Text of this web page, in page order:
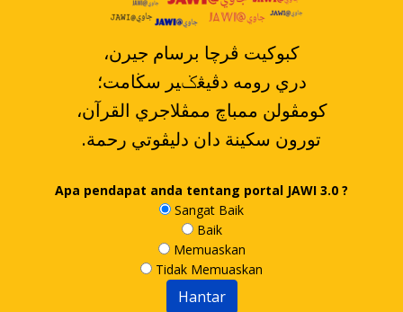
،کبوکيت ڤرچا برسام جيرن
دري رومه دڤيڠݢير سڬامت؛
،کومڤولن ممباچ ممڤلاجري القرآن
.تورون سکينة دان دليڤوتي رحمة
Apa pendapat anda tentang portal JAWI 3.0 ?
Sangat Baik
Baik
Memuaskan
Tidak Memuaskan